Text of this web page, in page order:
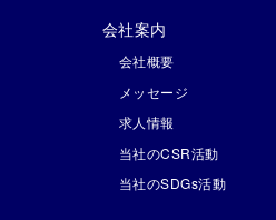
会社案内
会社概要
メッセージ
求人情報
当社のCSR活動
当社のSDGs活動